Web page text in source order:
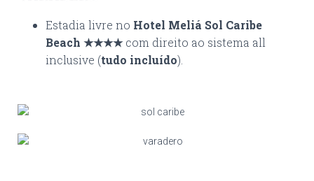
Estadia livre no Hotel Meliá Sol Caribe
Beach ★★★★com direito ao sistema all
inclusive (tudo incluído).